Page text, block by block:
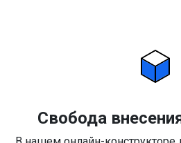
Свобода